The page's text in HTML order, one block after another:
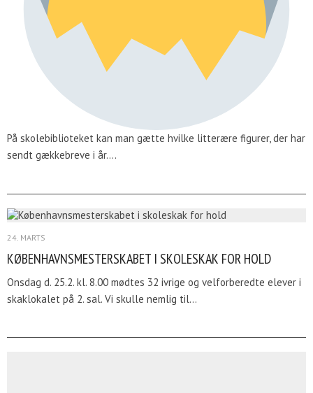
På skolebiblioteket kan man gætte hvilke litterære figurer, der har
sendt gækkebreve i år.…
24. MARTS
KØBENHAVNSMESTERSKABET I SKOLESKAK FOR HOLD
Onsdag d. 25.2. kl. 8.00 mødtes 32 ivrige og velforberedte elever i
skaklokalet på 2. sal. Vi skulle nemlig til…